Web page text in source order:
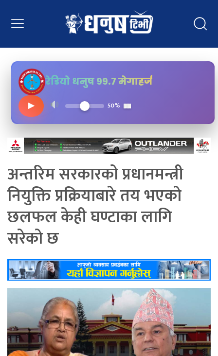
रेडियो धनुष ९९.७ मेगाहर्ज
▶
50%
अन्तरिम सरकारको प्रधानमन्त्री
नियुक्ति प्रक्रियाबारे तय भएको
छलफल केही घण्टाका लागि
सरेको छ